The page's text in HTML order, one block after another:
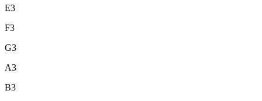
E3
F3
G3
A3
B3